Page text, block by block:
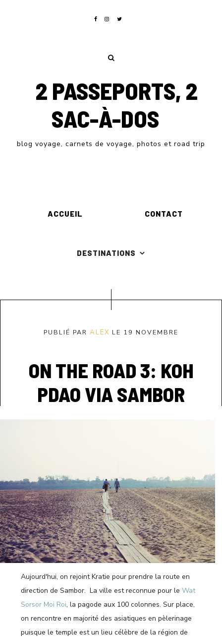
2 PASSEPORTS, 2
SAC-À-DOS
blog voyage, carnets de voyage, photos et road trip
ACCUEIL CONTACT
DESTINATIONS
PUBLIÉ PAR ALEX LE 19 NOVEMBRE
ON THE ROAD 3: KOH
PDAO VIA SAMBOR
Aujourd'hui, on rejoint Kratie pour prendre la route en
direction de Sambor. La ville est reconnue pour le Wat
Sorsor Moi Roi, la pagode aux 100 colonnes. Sur place,
on rencontre en majorité des asiatiques en pèlerinage
puisque le temple est un lieu célèbre de la région de